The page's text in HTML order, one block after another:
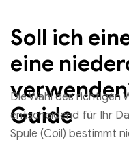
Soll ich
eine
Guide
Die Wahl des richtigen
entscheidend für Ihr
Spule (Coil) bestimmt